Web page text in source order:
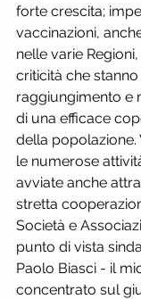
forte crescita;
vaccinazioni,
nelle varie
criticità che
raggiungimento e
di una efficace
della
le numerose
avviate anche
stretta
Società e
punto di vista
Paolo Biasci - il
concentrato sul